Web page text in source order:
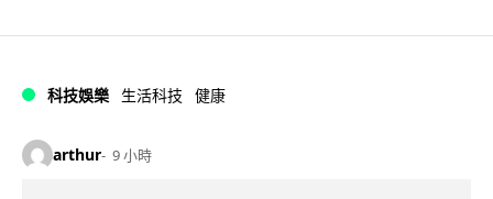
科技娛樂 生活科技 健康
arthur 9 小時